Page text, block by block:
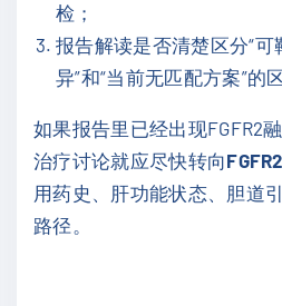
检；
报告解读是否清楚区分“可
异”和“当前无匹配方案”的
如果报告里已经出现FGFR2
治疗讨论就应尽快转向
用药史、肝功能状态、胆道
路径。